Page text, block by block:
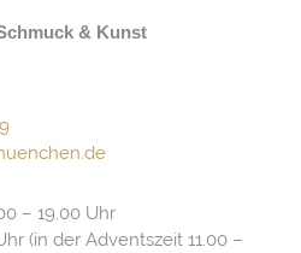
& Kunst
– 19.00 Uhr
(in der Adventszeit 11.00 –